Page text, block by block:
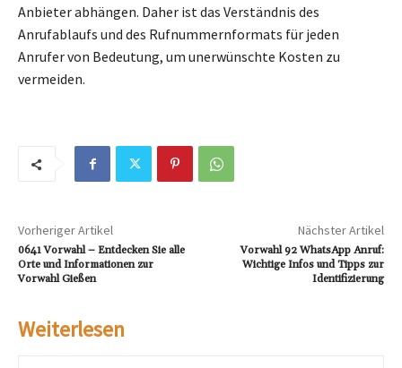
Anbieter abhängen. Daher ist das Verständnis des
Anrufablaufs und des Rufnummernformats für jeden
Anrufer von Bedeutung, um unerwünschte Kosten zu
vermeiden.
Vorheriger Artikel
0641 Vorwahl – Entdecken Sie alle
Orte und Informationen zur
Vorwahl Gießen
Nächster Artikel
Vorwahl 92 WhatsApp Anruf:
Wichtige Infos und Tipps zur
Identifizierung
Weiterlesen